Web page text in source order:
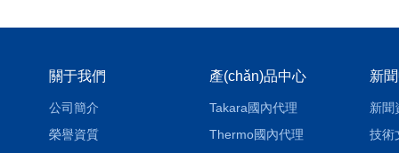
關于我們
公司簡介
榮譽資質
產(chǎn)品中心
Takara國內代理
Thermo國內代理
新
新聞
技術